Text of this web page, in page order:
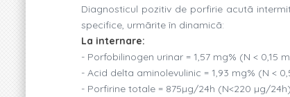
Diagnosticul pozitiv de porfirie acutã
specifice, urmãrite în dinamicã:
La internare:
- Porfobilinogen urinar = 1,57 mg% (N < 0,15
- Acid delta aminolevulinic = 1,93 mg% (N <
- Porfirine totale = 875µg/24h (N<220 µg/24h)